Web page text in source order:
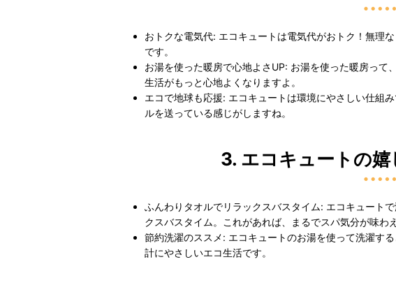
おトクな電気代: エコキュートは電気代がおトク！無理
です。
お湯を使った暖房で心地よさUP: お湯を使った暖房っ
生活がもっと心地よくなりますよ。
エコで地球も応援: エコキュートは環境にやさしい仕組
ルを送っている感じがしますね。
3. エコキュートの
ふんわりタオルでリラックスバスタイム: エコキュート
クスバスタイム。これがあれば、まるでスパ気分が味わ
節約洗濯のススメ: エコキュートのお湯を使って洗濯す
計にやさしいエコ生活です。